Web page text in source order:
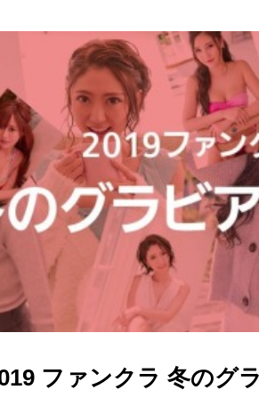
ファンクラ 冬のグ